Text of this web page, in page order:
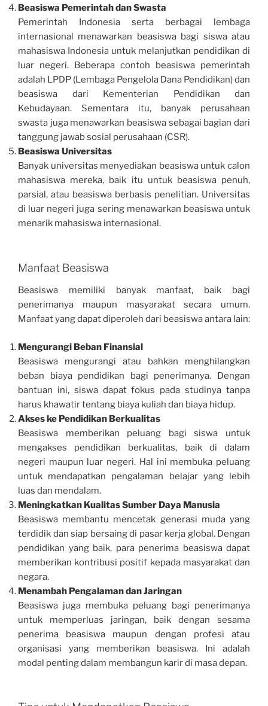
Beasiswa Pemerintah dan Swasta
Pemerintah Indonesia serta berbagai lembaga
internasional menawarkan beasiswa bagi siswa atau
mahasiswa Indonesia untuk melanjutkan pendidikan di
luar negeri. Beberapa contoh beasiswa pemerintah
adalah LPDP (Lembaga Pengelola Dana Pendidikan) dan
beasiswa dari Kementerian Pendidikan dan
Kebudayaan. Sementara itu, banyak perusahaan
swasta juga menawarkan beasiswa sebagai bagian dari
tanggung jawab sosial perusahaan (CSR).
Beasiswa Universitas
Banyak universitas menyediakan beasiswa untuk calon
mahasiswa mereka, baik itu untuk beasiswa penuh,
parsial, atau beasiswa berbasis penelitian. Universitas
di luar negeri juga sering menawarkan beasiswa untuk
menarik mahasiswa internasional.
Manfaat Beasiswa
Beasiswa memiliki banyak manfaat, baik bagi
penerimanya maupun masyarakat secara umum.
Manfaat yang dapat diperoleh dari beasiswa antara lain:
Mengurangi Beban Finansial
Beasiswa mengurangi atau bahkan menghilangkan
beban biaya pendidikan bagi penerimanya. Dengan
bantuan ini, siswa dapat fokus pada studinya tanpa
harus khawatir tentang biaya kuliah dan biaya hidup.
Akses ke Pendidikan Berkualitas
Beasiswa memberikan peluang bagi siswa untuk
mengakses pendidikan berkualitas, baik di dalam
negeri maupun luar negeri. Hal ini membuka peluang
untuk mendapatkan pengalaman belajar yang lebih
luas dan mendalam.
Meningkatkan Kualitas Sumber Daya Manusia
Beasiswa membantu mencetak generasi muda yang
terdidik dan siap bersaing di pasar kerja global. Dengan
pendidikan yang baik, para penerima beasiswa dapat
memberikan kontribusi positif kepada masyarakat dan
negara.
Menambah Pengalaman dan Jaringan
Beasiswa juga membuka peluang bagi penerimanya
untuk memperluas jaringan, baik dengan sesama
penerima beasiswa maupun dengan profesi atau
organisasi yang memberikan beasiswa. Ini adalah
modal penting dalam membangun karir di masa depan.